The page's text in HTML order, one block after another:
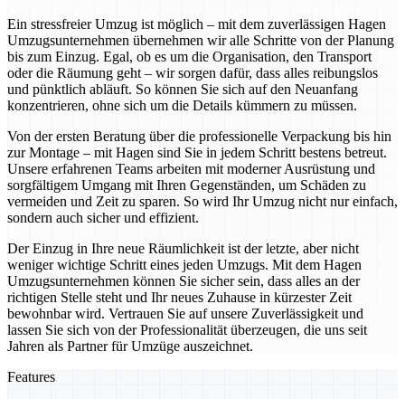
Ein stressfreier Umzug ist möglich – mit dem zuverlässigen Hagen
Umzugsunternehmen übernehmen wir alle Schritte von der Planung
bis zum Einzug. Egal, ob es um die Organisation, den Transport
oder die Räumung geht – wir sorgen dafür, dass alles reibungslos
und pünktlich abläuft. So können Sie sich auf den Neuanfang
konzentrieren, ohne sich um die Details kümmern zu müssen.
Von der ersten Beratung über die professionelle Verpackung bis hin
zur Montage – mit Hagen sind Sie in jedem Schritt bestens betreut.
Unsere erfahrenen Teams arbeiten mit moderner Ausrüstung und
sorgfältigem Umgang mit Ihren Gegenständen, um Schäden zu
vermeiden und Zeit zu sparen. So wird Ihr Umzug nicht nur einfach,
sondern auch sicher und effizient.
Der Einzug in Ihre neue Räumlichkeit ist der letzte, aber nicht
weniger wichtige Schritt eines jeden Umzugs. Mit dem Hagen
Umzugsunternehmen können Sie sicher sein, dass alles an der
richtigen Stelle steht und Ihr neues Zuhause in kürzester Zeit
bewohnbar wird. Vertrauen Sie auf unsere Zuverlässigkeit und
lassen Sie sich von der Professionalität überzeugen, die uns seit
Jahren als Partner für Umzüge auszeichnet.
Features